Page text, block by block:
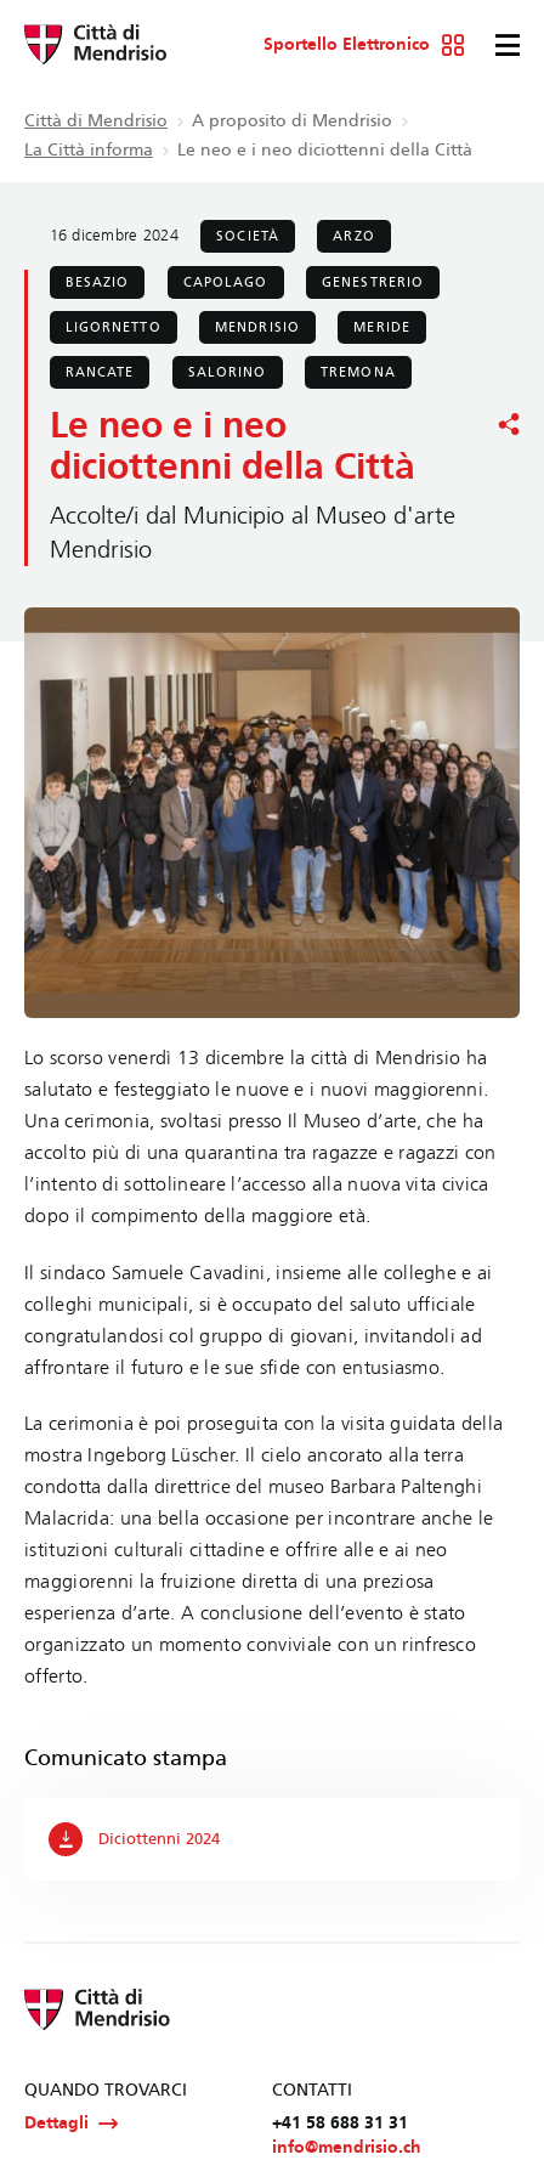
Sportello Elettronico
Città di Mendrisio
A proposito di Mendrisio
La Città informa
Le neo e i neo diciottenni della Città
16 dicembre 2024 SOCIETÀ ARZO
BESAZIO CAPOLAGO GENESTRERIO
LIGORNETTO MENDRISIO MERIDE
RANCATE SALORINO TREMONA
Le neo e i neo
diciottenni della Città
Accolte/i dal Municipio al Museo d'arte
Mendrisio
Lo scorso venerdì 13 dicembre la città di Mendrisio ha
salutato e festeggiato le nuove e i nuovi maggiorenni.
Una cerimonia, svoltasi presso Il Museo d’arte, che ha
accolto più di una quarantina tra ragazze e ragazzi con
l’intento di sottolineare l’accesso alla nuova vita civica
dopo il compimento della maggiore età.
Il sindaco Samuele Cavadini, insieme alle colleghe e ai
colleghi municipali, si è occupato del saluto ufficiale
congratulandosi col gruppo di giovani, invitandoli ad
affrontare il futuro e le sue sfide con entusiasmo.
La cerimonia è poi proseguita con la visita guidata della
mostra Ingeborg Lüscher. Il cielo ancorato alla terra
condotta dalla direttrice del museo Barbara Paltenghi
Malacrida: una bella occasione per incontrare anche le
istituzioni culturali cittadine e offrire alle e ai neo
maggiorenni la fruizione diretta di una preziosa
esperienza d’arte. A conclusione dell’evento è stato
organizzato un momento conviviale con un rinfresco
offerto.
Comunicato stampa
Diciottenni 2024
QUANDO TROVARCI
Dettagli
CONTATTI
+41 58 688 31 31
info@mendrisio.ch